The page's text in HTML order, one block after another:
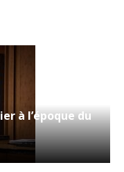
à l’époque du